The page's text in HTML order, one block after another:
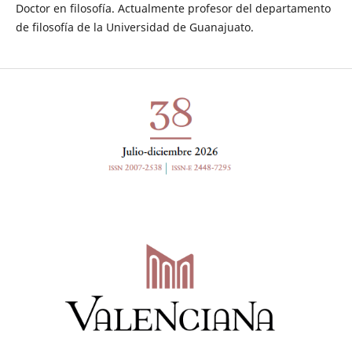
Doctor en filosofía. Actualmente profesor del departamento
de filosofía de la Universidad de Guanajuato.